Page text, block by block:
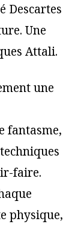
Descartes
Une
Attali.
une
fantasme,
faire.
physique,